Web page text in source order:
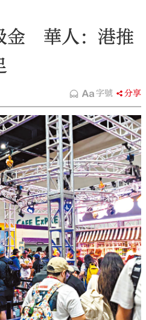
金 華人：港推
字號 分享